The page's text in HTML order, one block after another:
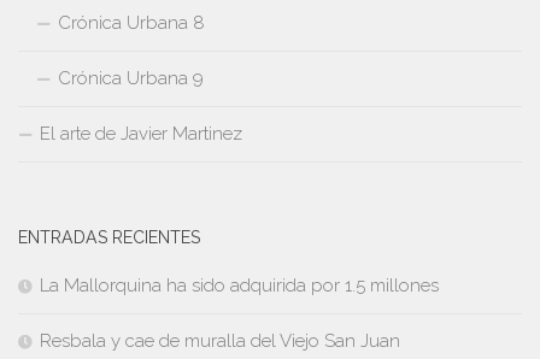
Crónica Urbana 8
Crónica Urbana 9
El arte de Javier Martinez
ENTRADAS RECIENTES
La Mallorquina ha sido adquirida por 1.5 millones
Resbala y cae de muralla del Viejo San Juan